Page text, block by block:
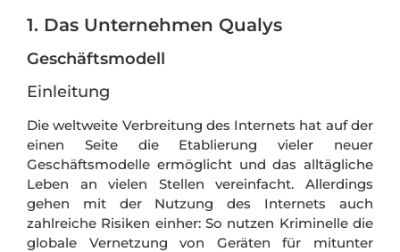
1. Das Unternehmen Qualys
Geschäftsmodell
Einleitung
Die weltweite Verbreitung des Internets hat auf der
einen Seite die Etablierung vieler neuer
Geschäftsmodelle ermöglicht und das alltägliche
Leben an vielen Stellen vereinfacht. Allerdings
gehen mit der Nutzung des Internets auch
zahlreiche Risiken einher: So nutzen Kriminelle die
globale Vernetzung von Geräten für mitunter